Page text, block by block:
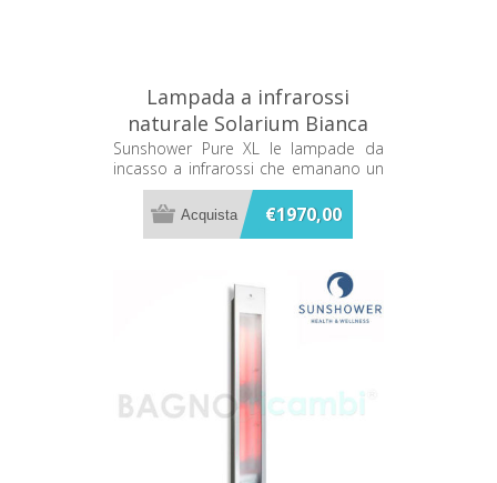
Lampada a infrarossi
naturale Solarium Bianca
Sunshower PURE XL 80074
Sunshower Pure XL le lampade da
incasso a infrarossi che emanano un
caldo terapeutico mentre ti fai la
doccia
€1970,00